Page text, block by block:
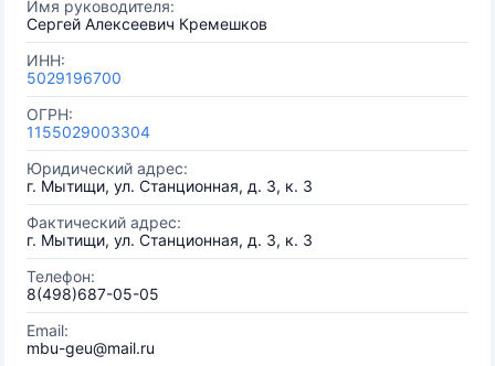
Имя руководителя:
Сергей Алексеевич Кремешков
ИНН:
5029196700
ОГРН:
1155029003304
Юридический адрес:
г. Мытищи, ул. Станционная, д. 3, к. 3
Фактический адрес:
г. Мытищи, ул. Станционная, д. 3, к. 3
Телефон:
8(498)687-05-05
Email:
mbu-geu@mail.ru